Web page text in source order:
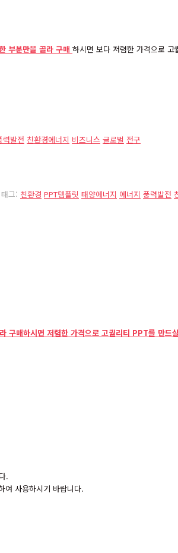
부분만을 골라 구매 하시면 보다 저렴한 가격으로 고
력발전 친환경에너지 비즈니스 글로벌 전구
태그: 친환경 PPT템플릿 태양에너지 에너지 풍력발전
구매하시면 저렴한 가격으로 고퀄리티 PPT를 만드
.
여 사용하시기 바랍니다.